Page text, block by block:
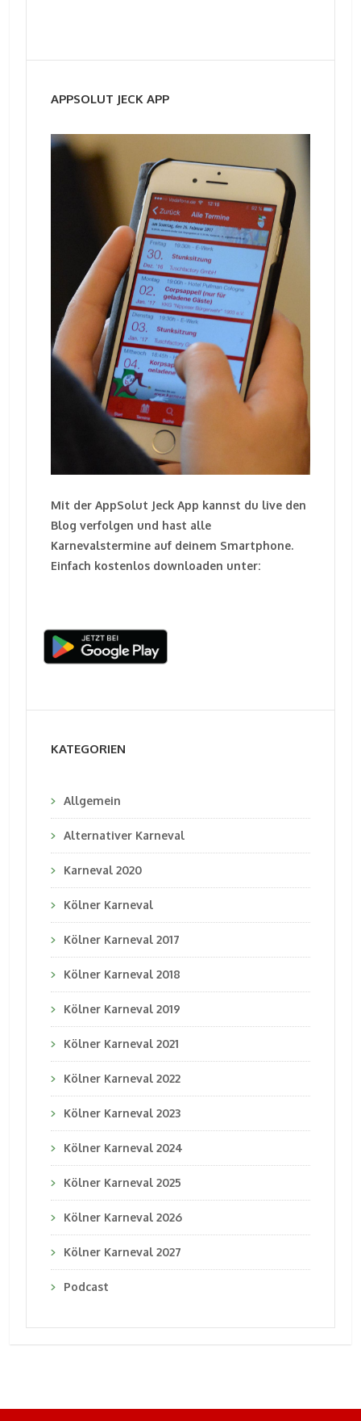
APPSOLUT JECK APP
Mit der AppSolut Jeck App kannst du live den
Blog verfolgen und hast alle
Karnevalstermine auf deinem Smartphone.
Einfach kostenlos downloaden unter:
KATEGORIEN
Allgemein
Alternativer Karneval
Karneval 2020
Kölner Karneval
Kölner Karneval 2017
Kölner Karneval 2018
Kölner Karneval 2019
Kölner Karneval 2021
Kölner Karneval 2022
Kölner Karneval 2023
Kölner Karneval 2024
Kölner Karneval 2025
Kölner Karneval 2026
Kölner Karneval 2027
Podcast